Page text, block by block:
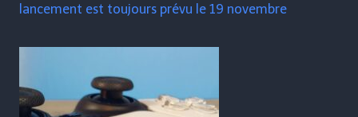
lancement est toujours prévu le 19 novembre